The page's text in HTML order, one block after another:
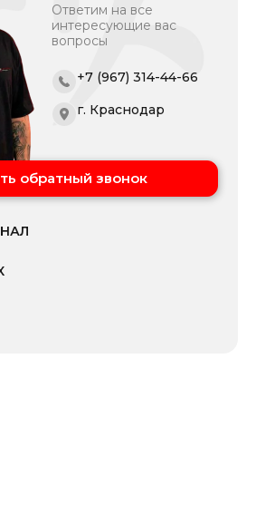
Ответим на все
интересующие вас
вопросы
+7 (967) 314-44-66
г. Краснодар
обратный звонок